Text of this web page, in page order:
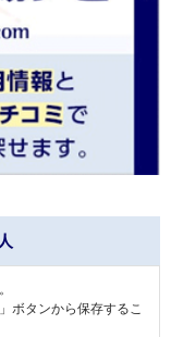
ボタンから保存するこ